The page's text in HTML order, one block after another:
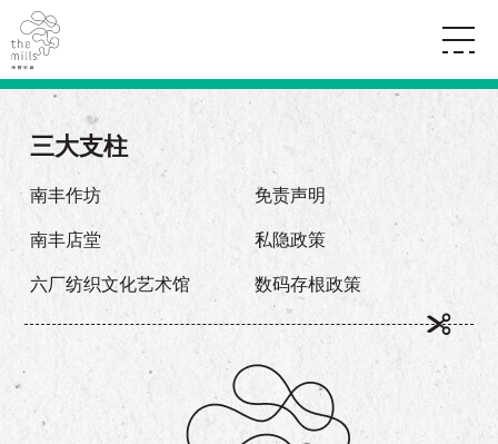
关于南丰纱厂
愿景
三大支柱
媒体中心
联络我们
南丰店堂
店堂指南
商店
活动场地
活动世界之約
展覽
走进南丰纱厂
体验
景点
活化与保育
走进南丰纱厂
其他體驗
开放时间及位置
穿梭巴士服务
三大支柱
南丰作坊
南丰店堂
六厂纺织文化艺术馆
免责声明
私隐政策
数码存根政策